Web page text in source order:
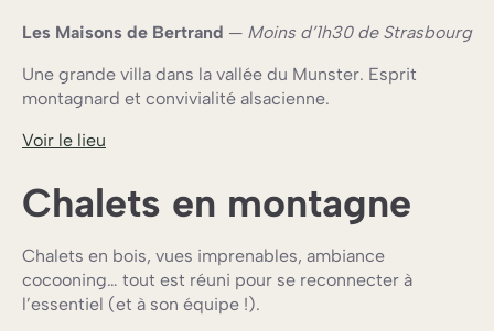
Les Maisons de Bertrand — Moins d’1h30 de Strasbourg
Une grande villa dans la vallée du Munster. Esprit
montagnard et convivialité alsacienne.
Voir le lieu
Chalets en montagne
Chalets en bois, vues imprenables, ambiance
cocooning… tout est réuni pour se reconnecter à
l’essentiel (et à son équipe !).